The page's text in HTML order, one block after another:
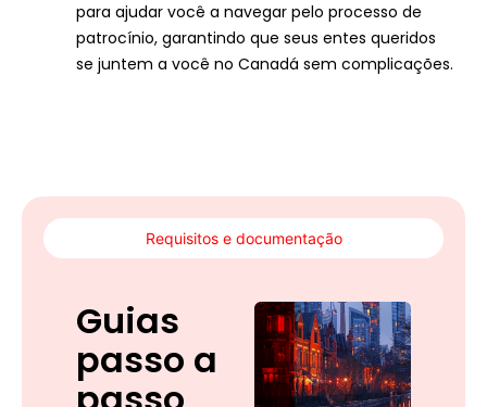
para ajudar você a navegar pelo processo de
patrocínio, garantindo que seus entes queridos
se juntem a você no Canadá sem complicações.
Requisitos e documentação
Guias
passo a